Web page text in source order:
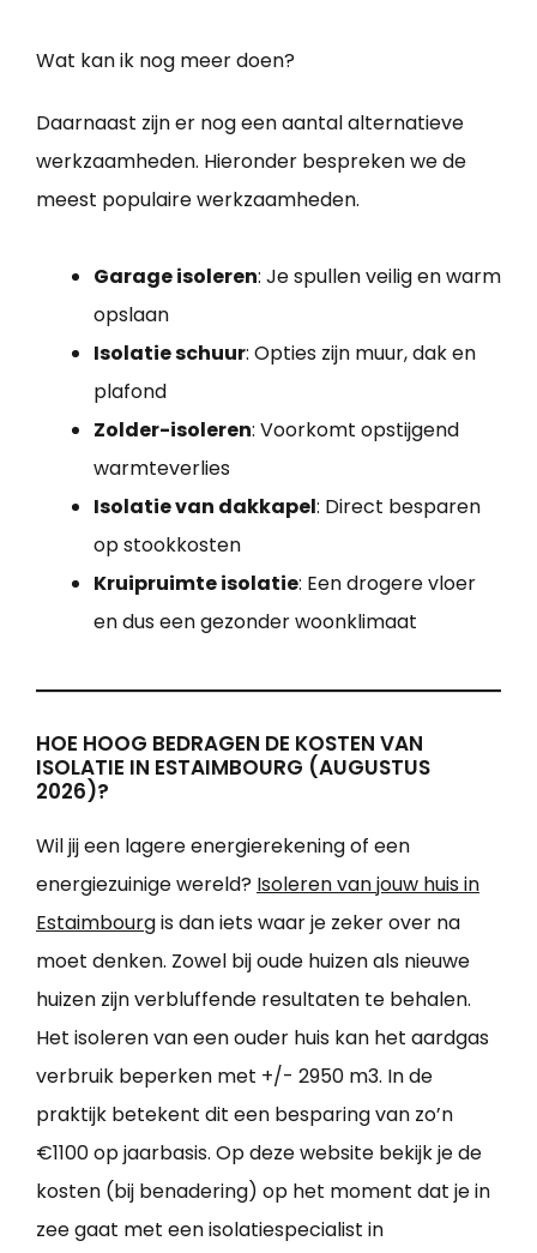
Wat kan ik nog meer doen?
Daarnaast zijn er nog een aantal alternatieve
werkzaamheden. Hieronder bespreken we de
meest populaire werkzaamheden.
Garage isoleren: Je spullen veilig en warm
opslaan
Isolatie schuur: Opties zijn muur, dak en
plafond
Zolder-isoleren: Voorkomt opstijgend
warmteverlies
Isolatie van dakkapel: Direct besparen
op stookkosten
Kruipruimte isolatie: Een drogere vloer
en dus een gezonder woonklimaat
HOE HOOG BEDRAGEN DE KOSTEN VAN
ISOLATIE IN ESTAIMBOURG (AUGUSTUS
2026)?
Wil jij een lagere energierekening of een
energiezuinige wereld? Isoleren van jouw huis in
Estaimbourgis dan iets waar je zeker over na
moet denken. Zowel bij oude huizen als nieuwe
huizen zijn verbluffende resultaten te behalen.
Het isoleren van een ouder huis kan het aardgas
verbruik beperken met +/- 2950 m3. In de
praktijk betekent dit een besparing van zo’n
€1100 op jaarbasis. Op deze website bekijk je de
kosten (bij benadering) op het moment dat je in
zee gaat met een isolatiespecialist in